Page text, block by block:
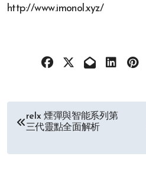
http://www.imonol.xyz/
文relx 煙彈與智能系列第
三代靈點全面解析